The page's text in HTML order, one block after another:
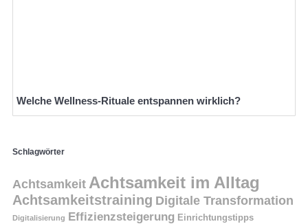
Welche Wellness-Rituale entspannen wirklich?
Schlagwörter
Achtsamkeit Achtsamkeit im Alltag
Achtsamkeitstraining Digitale Transformation
Digitalisierung Effizienzsteigerung Einrichtungstipps